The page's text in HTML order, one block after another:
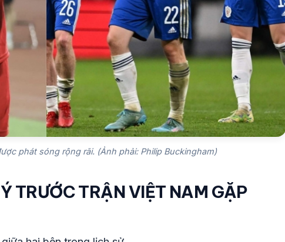
phát sóng rộng rãi. (Ảnh phải: Philip Buckingham)
TRƯỚC TRẬN VIỆT NAM GẶP